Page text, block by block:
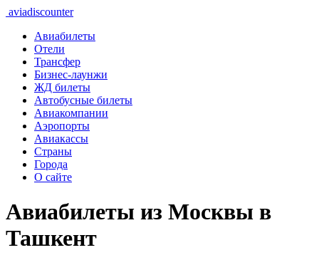
aviadiscounter
Авиабилеты
Отели
Трансфер
Бизнес-лаунжи
ЖД билеты
Автобусные билеты
Авиакомпании
Аэропорты
Авиакассы
Страны
Города
О сайте
Авиабилеты из Москвы в
Ташкент